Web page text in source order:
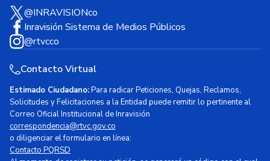
@INRAVISIONco
Inravisión Sistema de Medios Públicos
@rtvcco
Contacto Virtual
Estimado Ciudadano:Para radicar Peticiones, Quejas, Reclamos,
Solicitudes y Felicitaciones a la Entidad puede remitir lo pertinente al
Correo Oficial Institucional de Inravisión
correspondencia@rtvc.gov.co
o diligenciar el formulario en línea:
Contacto PQRSD